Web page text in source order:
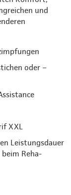
und
oder –
XXL
Leistungsdauer
Reha-